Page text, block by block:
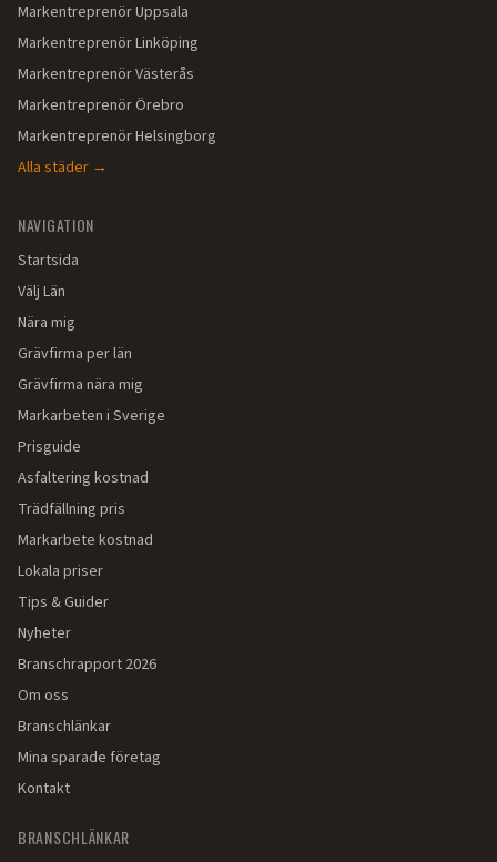
MarkentreprenörUppsala
MarkentreprenörLinköping
MarkentreprenörVästerås
MarkentreprenörÖrebro
MarkentreprenörHelsingborg
Alla städer →
NAVIGATION
Startsida
Välj Län
Nära mig
Grävfirma per län
Grävfirma nära mig
Markarbeten i Sverige
Prisguide
Asfaltering kostnad
Trädfällning pris
Markarbete kostnad
Lokala priser
Tips & Guider
Nyheter
Branschrapport 2026
Om oss
Branschlänkar
Mina sparade företag
Kontakt
BRANSCHLÄNKAR